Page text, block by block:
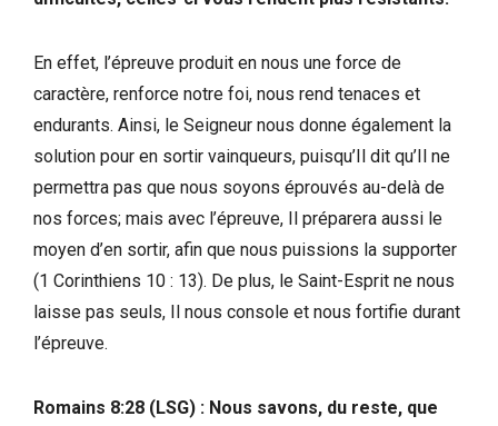
En effet, l’épreuve produit en nous une force de
caractère, renforce notre foi, nous rend tenaces et
endurants. Ainsi, le Seigneur nous donne également la
solution pour en sortir vainqueurs, puisqu’Il dit qu’Il ne
permettra pas que nous soyons éprouvés au-delà de
nos forces; mais avec l’épreuve, Il préparera aussi le
moyen d’en sortir, afin que nous puissions la supporter
(1 Corinthiens 10 : 13). De plus, le Saint-Esprit ne nous
laisse pas seuls, Il nous console et nous fortifie durant
l’épreuve.
Romains 8:28 (LSG) : Nous savons, du reste, que